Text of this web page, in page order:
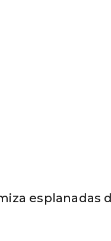
esplanadas